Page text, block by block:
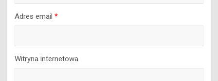
Adres email *
Witryna internetowa